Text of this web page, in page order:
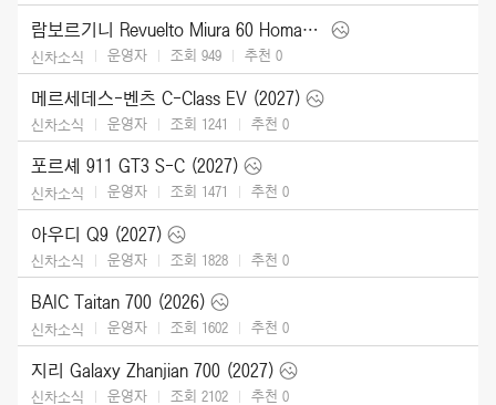
람보르기니 Revuelto Miura 60 Homage (2026)
신차소식 운영자 조회 949 추천 0
메르세데스-벤츠 C-Class EV (2027)
신차소식 운영자 조회 1241 추천 0
포르셰 911 GT3 S-C (2027)
신차소식 운영자 조회 1471 추천 0
아우디 Q9 (2027)
신차소식 운영자 조회 1828 추천 0
BAIC Taitan 700 (2026)
신차소식 운영자 조회 1602 추천 0
지리 Galaxy Zhanjian 700 (2027)
신차소식 운영자 조회 2102 추천 0